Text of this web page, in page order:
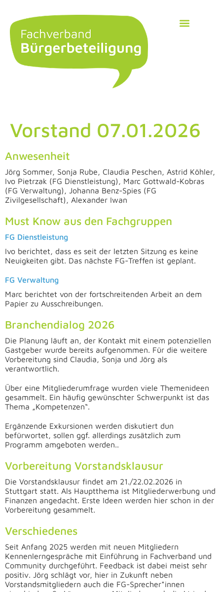
Vorstand 07.01.2026
Anwesenheit
Jörg Sommer, Sonja Rube, Claudia Peschen, Astrid Köhler,
Ivo Pietrzak (FG Dienstleistung), Marc Gottwald-Kobras
(FG Verwaltung), Johanna Benz-Spies (FG
Zivilgesellschaft), Alexander Iwan
Must Know aus den Fachgruppen
FG Dienstleistung
Ivo berichtet, dass es seit der letzten Sitzung es keine
Neuigkeiten gibt. Das nächste FG-Treffen ist geplant.
FG Verwaltung
Marc berichtet von der fortschreitenden Arbeit an dem
Papier zu Ausschreibungen.
Branchendialog 2026
Die Planung läuft an, der Kontakt mit einem potenziellen
Gastgeber wurde bereits aufgenommen. Für die weitere
Vorbereitung sind Claudia, Sonja und Jörg als
verantwortlich.
Über eine Mitgliederumfrage wurden viele Themenideen
gesammelt. Ein häufig gewünschter Schwerpunkt ist das
Thema „Kompetenzen“.
Ergänzende Exkursionen werden diskutiert dun
befürwortet, sollen ggf. allerdings zusätzlich zum
Programm amgeboten werden..
Vorbereitung Vorstandsklausur
Die Vorstandsklausur findet am 21./22.02.2026 in
Stuttgart statt. Als Hauptthema ist Mitgliederwerbung und
Finanzen angedacht. Erste Ideen werden hier schon in der
Vorbereitung gesammelt.
Verschiedenes
Seit Anfang 2025 werden mit neuen Mitgliedern
Kennenlerngespräche mit Einführung in Fachverband und
Community durchgeführt. Feedback ist dabei meist sehr
positiv. Jörg schlägt vor, hier in Zukunft neben
Vorstandsmitgliedern auch die FG-Sprecher*innen